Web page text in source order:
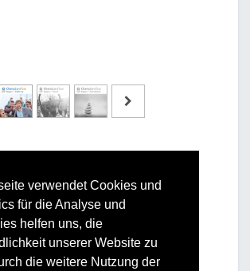
verwendet Cookies und
für die Analyse und
helfen uns, die
unserer Website zu
die weitere Nutzung der
und Nutzen